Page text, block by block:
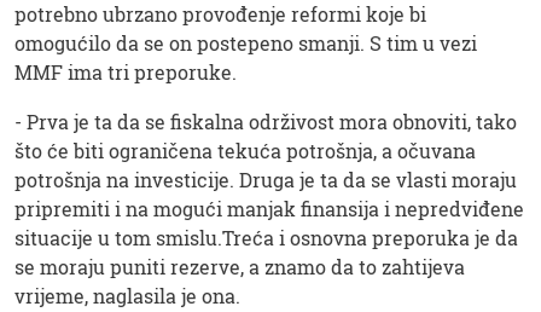
potrebno ubrzano provođenje reformi koje bi
omogućilo da se on postepeno smanji. S tim u vezi
MMF ima tri preporuke.
- Prva je ta da se fiskalna održivost mora obnoviti, tako
što će biti ograničena tekuća potrošnja, a očuvana
potrošnja na investicije. Druga je ta da se vlasti moraju
pripremiti i na mogući manjak finansija i nepredviđene
situacije u tom smislu.Treća i osnovna preporuka je da
se moraju puniti rezerve, a znamo da to zahtijeva
vrijeme, naglasila je ona.